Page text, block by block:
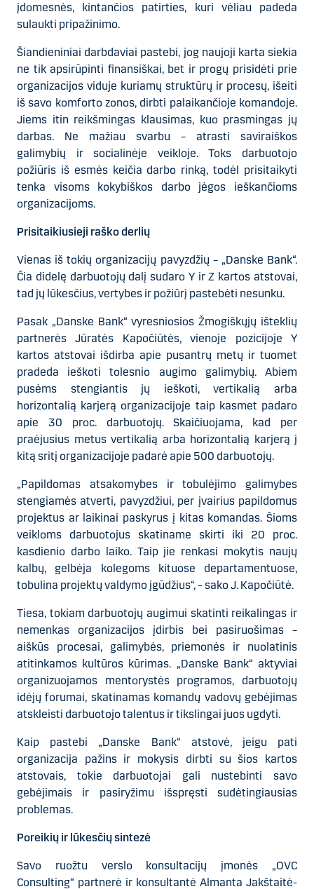
įdomesnės, kintančios patirties, kuri vėliau padeda
sulaukti pripažinimo.
Šiandieniniai darbdaviai pastebi, jog naujoji karta siekia
ne tik apsirūpinti finansiškai, bet ir progų prisidėti prie
organizacijos viduje kuriamų struktūrų ir procesų, išeiti
iš savo komforto zonos, dirbti palaikančioje komandoje.
Jiems itin reikšmingas klausimas, kuo prasmingas jų
darbas. Ne mažiau svarbu – atrasti saviraiškos
galimybių ir socialinėje veikloje. Toks darbuotojo
požiūris iš esmės keičia darbo rinką, todėl prisitaikyti
tenka visoms kokybiškos darbo jėgos ieškančioms
organizacijoms.
Prisitaikiusieji raško derlių
Vienas iš tokių organizacijų pavyzdžių – „Danske Bank“.
Čia didelę darbuotojų dalį sudaro Y ir Z kartos atstovai,
tad jų lūkesčius, vertybes ir požiūrį pastebėti nesunku.
Pasak „Danske Bank“ vyresniosios Žmogiškųjų išteklių
partnerės Jūratės Kapočiūtės, vienoje pozicijoje Y
kartos atstovai išdirba apie pusantrų metų ir tuomet
pradeda ieškoti tolesnio augimo galimybių. Abiem
pusėms stengiantis jų ieškoti, vertikalią arba
horizontalią karjerą organizacijoje taip kasmet padaro
apie 30 proc. darbuotojų. Skaičiuojama, kad per
praėjusius metus vertikalią arba horizontalią karjerą į
kitą sritį organizacijoje padarė apie 500 darbuotojų.
„Papildomas atsakomybes ir tobulėjimo galimybes
stengiamės atverti, pavyzdžiui, per įvairius papildomus
projektus ar laikinai paskyrus į kitas komandas. Šioms
veikloms darbuotojus skatiname skirti iki 20 proc.
kasdienio darbo laiko. Taip jie renkasi mokytis naujų
kalbų, gelbėja kolegoms kituose departamentuose,
tobulina projektų valdymo įgūdžius“, – sako J. Kapočiūtė.
Tiesa, tokiam darbuotojų augimui skatinti reikalingas ir
nemenkas organizacijos įdirbis bei pasiruošimas –
aiškūs procesai, galimybės, priemonės ir nuolatinis
atitinkamos kultūros kūrimas. „Danske Bank“ aktyviai
organizuojamos mentorystės programos, darbuotojų
idėjų forumai, skatinamas komandų vadovų gebėjimas
atskleisti darbuotojo talentus ir tikslingai juos ugdyti.
Kaip pastebi „Danske Bank“ atstovė, jeigu pati
organizacija pažins ir mokysis dirbti su šios kartos
atstovais, tokie darbuotojai gali nustebinti savo
gebėjimais ir pasiryžimu išspręsti sudėtingiausias
problemas.
Poreikių ir lūkesčių sintezė
Savo ruožtu verslo konsultacijų įmonės „OVC
Consulting“ partnerė ir konsultantė Almanta Jakštaitė-